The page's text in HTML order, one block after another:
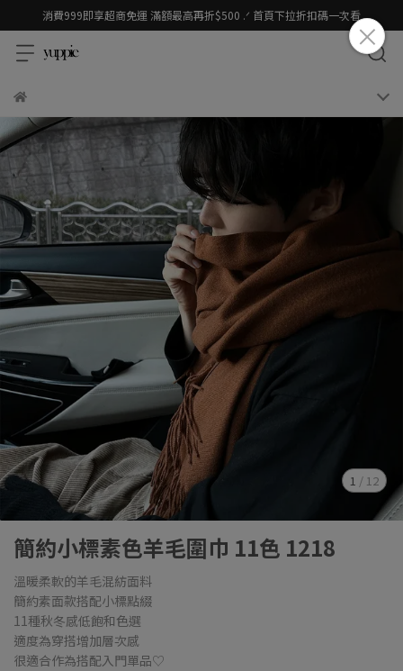
消費999即享超商免運 滿額最高再折$500 .ᐟ 首頁下拉折扣碼一次看
1 / 12
簡約小標素色羊毛圍巾 11色 1218
溫暖柔軟的羊毛混紡面料
簡約素面款搭配小標點綴
11種秋冬感低飽和色選
適度為穿搭增加層次感
很適合作為搭配入門單品♡